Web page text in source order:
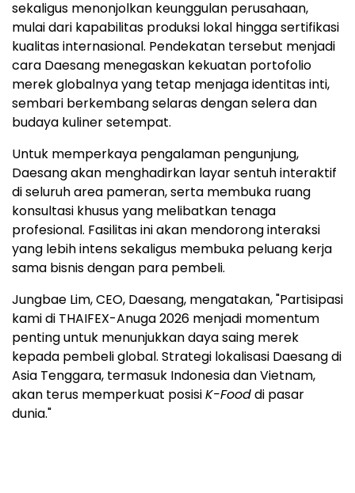
sekaligus menonjolkan keunggulan perusahaan,
mulai dari kapabilitas produksi lokal hingga sertifikasi
kualitas internasional. Pendekatan tersebut menjadi
cara Daesang menegaskan kekuatan portofolio
merek globalnya yang tetap menjaga identitas inti,
sembari berkembang selaras dengan selera dan
budaya kuliner setempat.
Untuk memperkaya pengalaman pengunjung,
Daesang akan menghadirkan layar sentuh interaktif
di seluruh area pameran, serta membuka ruang
konsultasi khusus yang melibatkan tenaga
profesional. Fasilitas ini akan mendorong interaksi
yang lebih intens sekaligus membuka peluang kerja
sama bisnis dengan para pembeli.
Jungbae Lim, CEO, Daesang, mengatakan, "Partisipasi
kami di THAIFEX-Anuga 2026 menjadi momentum
penting untuk menunjukkan daya saing merek
kepada pembeli global. Strategi lokalisasi Daesang di
Asia Tenggara, termasuk Indonesia dan Vietnam,
akan terus memperkuat posisiK-Fooddi pasar
dunia."